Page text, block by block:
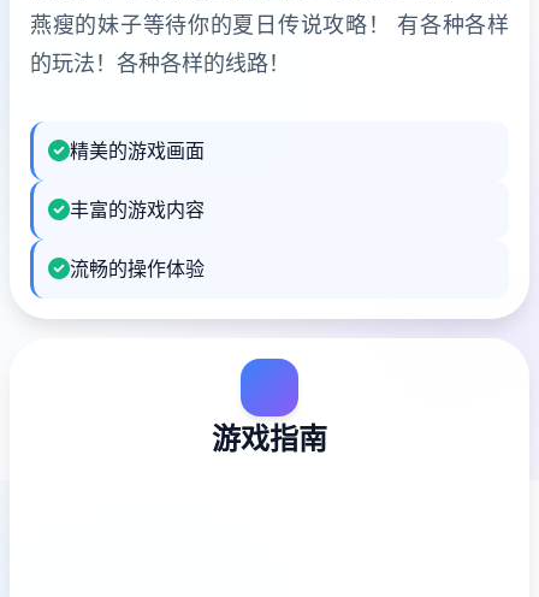
燕瘦的妹子等待你的夏日传说攻略！ 有各种各样
的玩法！各种各样的线路！
精美的游戏画面
丰富的游戏内容
流畅的操作体验
游戏指南